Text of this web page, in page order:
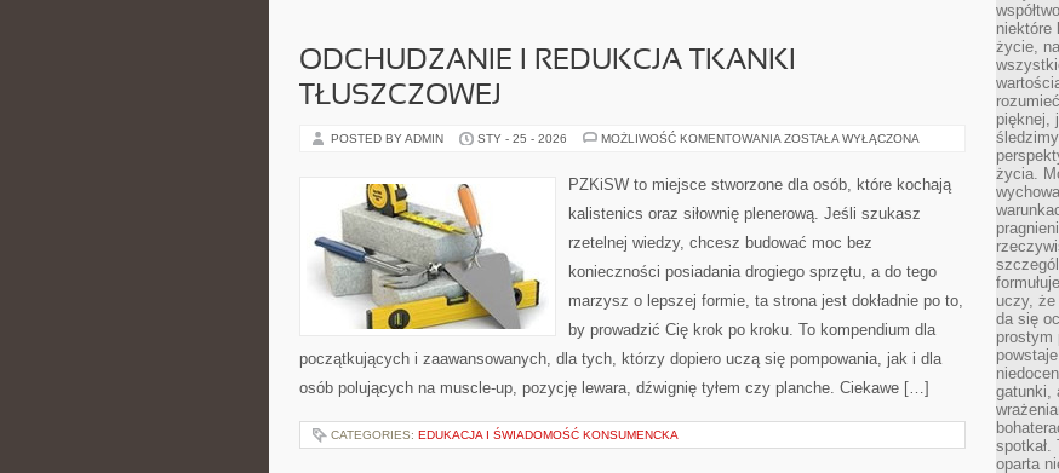
ODCHUDZANIE I REDUKCJA TKANKI
TŁUSZCZOWEJ
POSTED BY ADMIN STY - 25 - 2026 MOŻLIWOŚĆ KOMENTOWANIA ODCHUDZANIE
TKANKI
TŁUSZCZOWEJ
ZOSTAŁA WYŁĄCZONA
PZKiSW to miejsce stworzone dla osób, które kochają
kalistenics oraz siłownię plenerową. Jeśli szukasz
rzetelnej wiedzy, chcesz budować moc bez
konieczności posiadania drogiego sprzętu, a do tego
marzysz o lepszej formie, ta strona jest dokładnie po to,
by prowadzić Cię krok po kroku. To kompendium dla
początkujących i zaawansowanych, dla tych, którzy dopiero uczą się pompowania, jak i dla
osób polujących na muscle-up, pozycję lewara, dźwignię tyłem czy planche. Ciekawe […]
CATEGORIES: EDUKACJA I ŚWIADOMOŚĆ KONSUMENCKA
niektóre
życie,
pięknej,
życia.
uczy,
da się
prostym
gatunki,
spotkał.
oparta